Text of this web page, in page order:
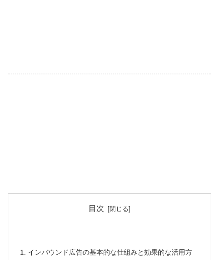
目次
インバウンド広告の基本的な仕組みと効果的な活用方